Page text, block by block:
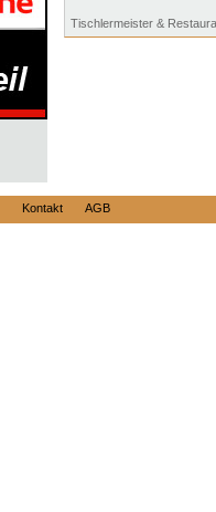
Tischlermeister &
Kontakt AGB